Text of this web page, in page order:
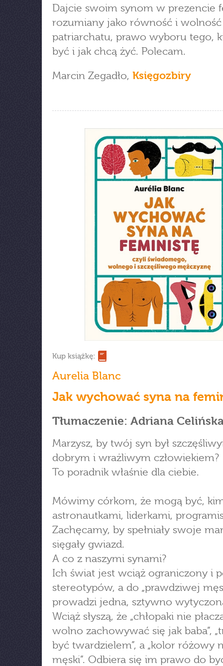
Dajcie swoim synom w prezencie
rozumiany jako równość i
patriarchatu, prawo wyboru tego,
być i jak chcą żyć. Polecam.
Marcin Zegadło, Księgozbiry
Kup książkę:
Aurelia Blanc
Jak wychować syna na
Tłumaczenie: Adriana
Marzysz, by twój syn był
dobrym i wrażliwym człowiekiem?
To poradnik właśnie dla ciebie.
Mówimy córkom, że mogą być,
astronautkami, liderkami,
Zachęcamy, by spełniały swoje
sięgały gwiazd.
A co z naszymi synami?
Ich świat jest wciąż ograniczony i
stereotypów, a do „prawdziwej
prowadzi jedna, sztywno
Wciąż słyszą, że „chłopaki nie
wolno zachowywać się jak baba”,
być twardzielem”, a „kolor różowy
męski”. Odbiera się im prawo do